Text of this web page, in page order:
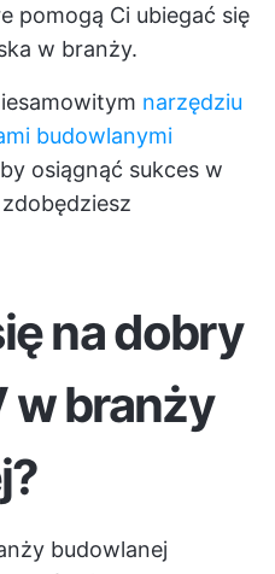
pomogą Ci ubiegać się
w branży.
narzędziu
budowlanymi
osiągnąć sukces w
na dobry
w branży
budowlanej